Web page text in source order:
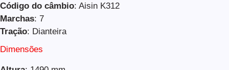
Código do câmbio: Aisin K312
Marchas: 7
Tração: Dianteira
Dimensões